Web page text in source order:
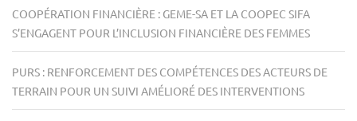
COOPÉRATION FINANCIÈRE : GEME-SA ET LA COOPEC SIFA
S’ENGAGENT POUR L’INCLUSION FINANCIÈRE DES FEMMES
PURS : RENFORCEMENT DES COMPÉTENCES DES ACTEURS DE
TERRAIN POUR UN SUIVI AMÉLIORÉ DES INTERVENTIONS